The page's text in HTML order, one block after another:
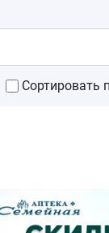
Сортировать